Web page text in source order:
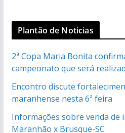
Plantão de Noticias
2ª Copa Maria Bonita
campeonato que será
Encontro discute
maranhense nesta 6ª feira
Informações sobre venda de
Maranhão x Brusque-SC